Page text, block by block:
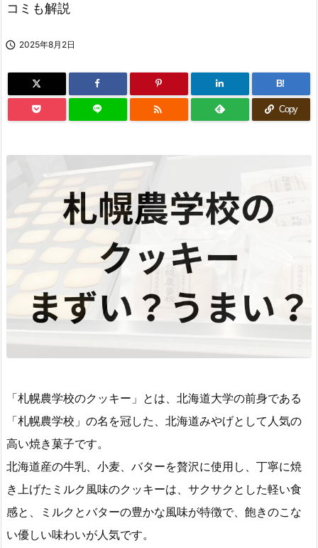
コミも解説
 2025年8月2日
B!
 Copy
「札幌農学校のクッキー」とは、北海道大学の前身である
「札幌農学校」の名を冠した、北海道みやげとして人気の
高い焼き菓子です。
北海道産の牛乳、小麦、バターを贅沢に使用し、丁寧に焼
き上げたミルク風味のクッキーは、サクサクとした軽い食
感と、ミルクとバターの豊かな風味が特徴で、飽きのこな
い優しい味わいが人気です。